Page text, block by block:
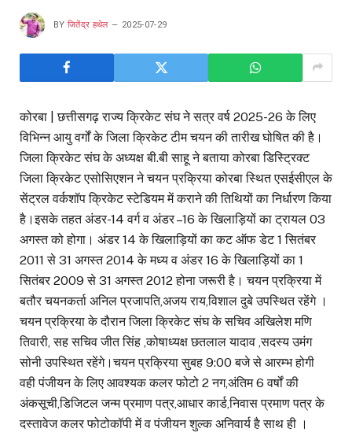
BY जितेंद्र हथेल 2025-07-29
कोरबा | छत्तीसगढ़ राज्य क्रिकेट संघ ने सत्र वर्ष 2025-26 के लिए
विभिन्न आयु वर्गों के जिला क्रिकेट टीम चयन की तारीख घोषित की है।
जिला क्रिकेट संघ के अध्यक्ष बी.बी साहू ने बताया कोरबा डिस्ट्रिक्ट
जिला क्रिकेट एसोसिएशन ने चयन प्रक्रिया कोरबा स्थित एसईसीएल के
सेंट्रल वर्कशॉप क्रिकेट स्टेडियम में कराने की तिथियों का निर्धारण किया
है।इसके तहत अंडर-14 वर्ग व अंडर –16 के खिलाड़ियों का ट्रायल 03
अगस्त को होगा। अंडर 14 के खिलाड़ियों का कट ऑफ डेट 1 सितंबर
2011 से 31 अगस्त 2014 के मध्य व अंडर 16 के खिलाड़ियों का 1
सितंबर 2009 से 31 अगस्त 2012 होना जरूरी है। चयन प्रक्रिया में
बतौर चयनकर्ता अनिल प्रजापति,अजय राय,विशाल दुबे उपस्थित रहेंगे ।
चयन प्रक्रिया के दौरान जिला क्रिकेट संघ के सचिव अखिलेश मणि
तिवारी, सह सचिव जीत सिंह ,कोषाध्यक्ष छतलाल यादाव ,सदस्य उमंग
सोनी उपस्थित रहेंगे।चयन प्रक्रिया सुबह 9:00 बजे से आरम्भ होगी
वही पंजीयन के लिए आवश्यक कलर फोटो 2 नग,अंतिम 6 वर्षों की
अंकसूची,डिजिटल जन्म प्रमाण पत्र,आधार कार्ड,निवास प्रमाण पत्र के
दस्तावेज कलर फोटोकॉपी में व पंजीयन शुल्क अनिवार्य है साथ ही ।